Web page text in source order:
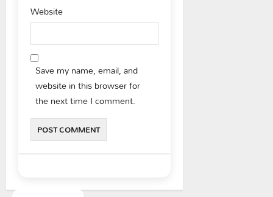
Website
Save my name, email, and
website in this browser for
the next time I comment.